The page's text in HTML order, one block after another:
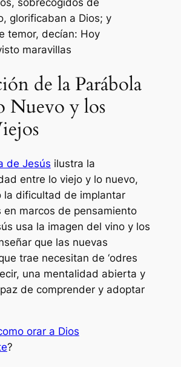
glorificaban a Dios; y
temor, decían: Hoy
maravillas
de la Parábola
Nuevo y los
de Jesús ilustra la
entre lo viejo y lo nuevo,
la dificultad de implantar
en marcos de pensamiento
usa la imagen del vino y los
que las nuevas
trae necesitan de ‘odres
una mentalidad abierta y
de comprender y adoptar
orar a Dios
?